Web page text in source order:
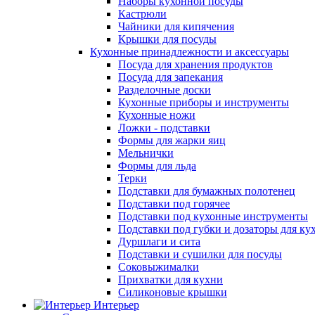
Кастрюли
Чайники для кипячения
Крышки для посуды
Кухонные принадлежности и аксессуары
Посуда для хранения продуктов
Посуда для запекания
Разделочные доски
Кухонные приборы и инструменты
Кухонные ножи
Ложки - подставки
Формы для жарки яиц
Мельнички
Формы для льда
Терки
Подставки для бумажных полотенец
Подставки под горячее
Подставки под кухонные инструменты
Подставки под губки и дозаторы для
Дуршлаги и сита
Подставки и сушилки для посуды
Соковыжималки
Прихватки для кухни
Силиконовые крышки
Интерьер